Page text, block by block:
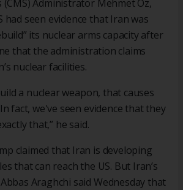
(CMS) Administrator Mehmet Oz,
had seen evidence that Iran was
its nuclear arms capacity after
that the administration claims
nuclear facilities.
a nuclear weapon, that causes
fact, we've seen evidence that they
that,” he said.
claimed that Iran is developing
that can reach the US. But Iran’s
Araghchi said Wednesday that